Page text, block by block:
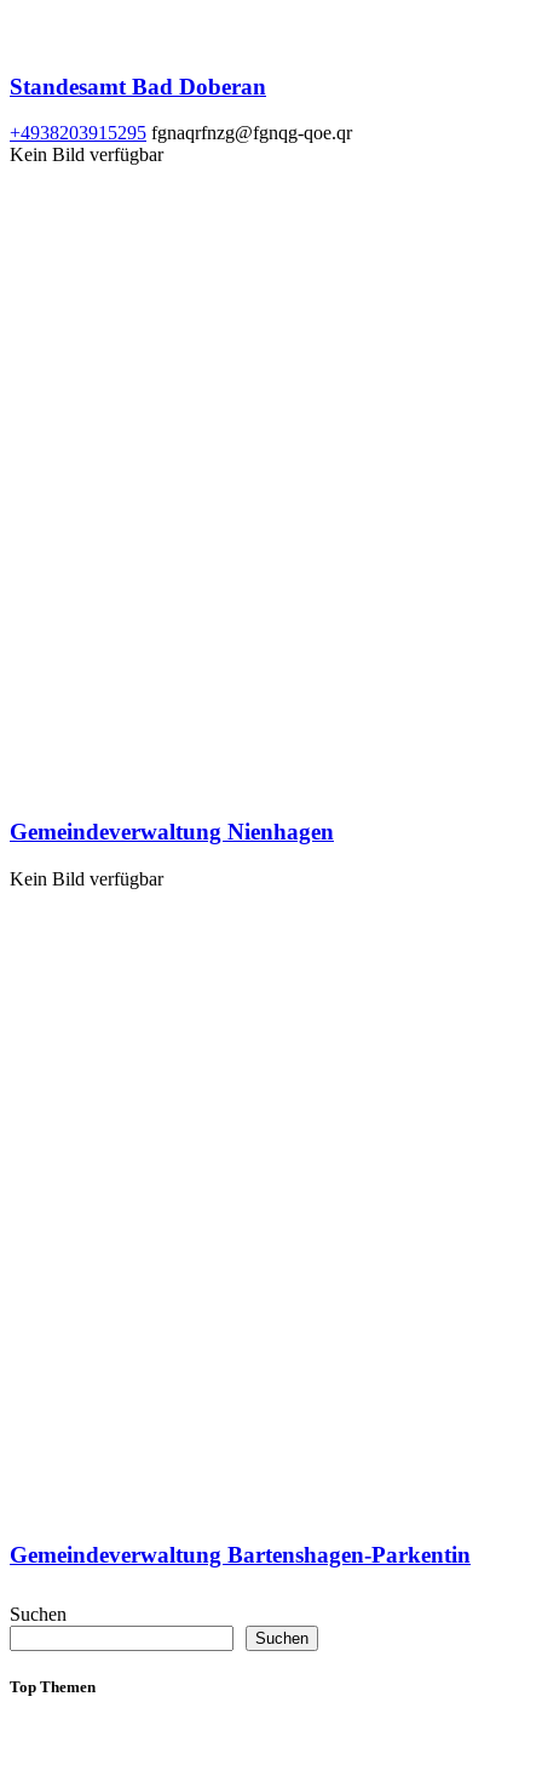
Standesamt Bad Doberan
+4938203915295 fgnaqrfnzg@fgnqg-qoe.qr
Kein Bild verfügbar
Gemeindeverwaltung Nienhagen
Kein Bild verfügbar
Gemeindeverwaltung Bartenshagen-Parkentin
Suchen
Suchen
Top Themen